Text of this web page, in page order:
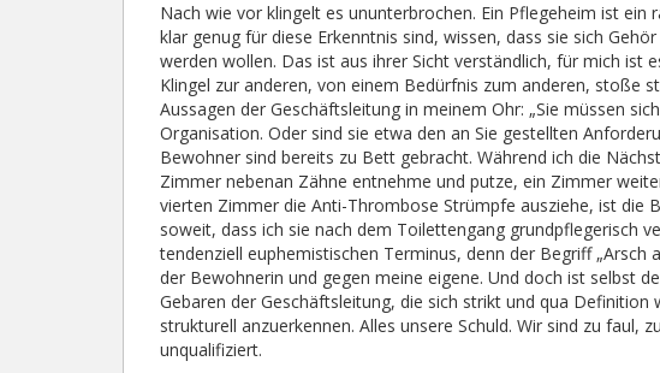
Nach wie vor klingelt es ununterbrochen. Ein Pflegeheim ist ein
klar genug für diese Erkenntnis sind, wissen, dass sie sich
werden wollen. Das ist aus ihrer Sicht verständlich, für mich ist
Klingel zur anderen, von einem Bedürfnis zum anderen, stoße
Aussagen der Geschäftsleitung in meinem Ohr: „Sie müssen
Organisation. Oder sind sie etwa den an Sie gestellten
Bewohner sind bereits zu Bett gebracht. Während ich die
Zimmer nebenan Zähne entnehme und putze, ein Zimmer
vierten Zimmer die Anti-Thrombose Strümpfe ausziehe, ist die
soweit, dass ich sie nach dem Toilettengang grundpflegerisch
tendenziell euphemistischen Terminus, denn der Begriff „Arsch
der Bewohnerin und gegen meine eigene. Und doch ist selbst
Gebaren der Geschäftsleitung, die sich strikt und qua Definition
strukturell anzuerkennen. Alles unsere Schuld. Wir sind zu faul,
unqualifiziert.